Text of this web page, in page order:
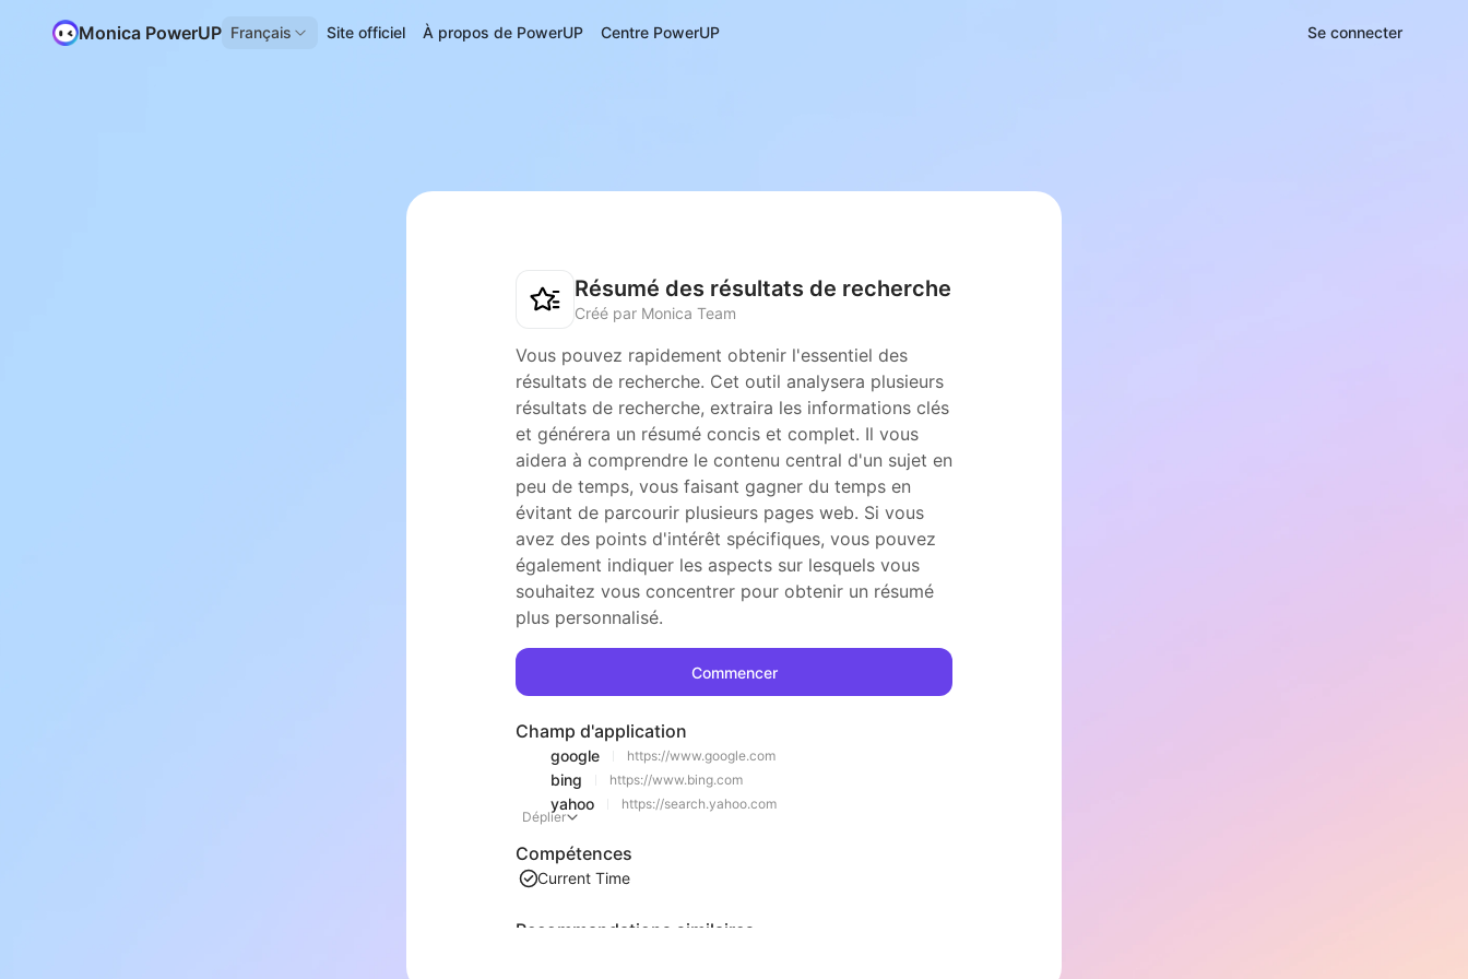
Monica PowerUP Français Site officiel À propos de PowerUP Centre PowerUP Se connecter
Résumé des résultats de recherche
Créé par Monica Team
Vous pouvez rapidement obtenir l'essentiel des
résultats de recherche. Cet outil analysera plusieurs
résultats de recherche, extraira les informations clés
et générera un résumé concis et complet. Il vous
aidera à comprendre le contenu central d'un sujet en
peu de temps, vous faisant gagner du temps en
évitant de parcourir plusieurs pages web. Si vous
avez des points d'intérêt spécifiques, vous pouvez
également indiquer les aspects sur lesquels vous
souhaitez vous concentrer pour obtenir un résumé
plus personnalisé.
Commencer
Champ d'application
google https://www.google.com
bing https://www.bing.com
yahoo
https://search.yahoo.com
Déplier
Compétences
Current Time
Recommandations similaires